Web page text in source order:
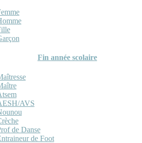
Fin année scolaire
AVS
de Danse
de Foot